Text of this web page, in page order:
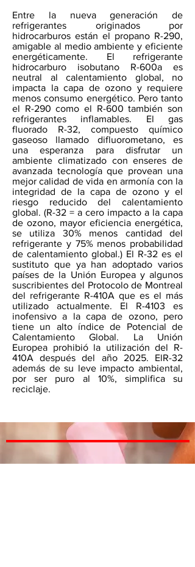
Entre la nueva generación de
refrigerantes originados por
hidrocarburos están el propano R-290,
amigable al medio ambiente y eficiente
energéticamente. El refrigerante
hidrocarburo isobutano R-600a es
neutral al calentamiento global, no
impacta la capa de ozono y requiere
menos consumo energético. Pero tanto
el R-290 como el R-600 también son
refrigerantes inflamables. El gas
fluorado R-32, compuesto químico
gaseoso llamado difluorometano, es
una esperanza para disfrutar un
ambiente climatizado con enseres de
avanzada tecnología que provean una
mejor calidad de vida en armonía con la
integridad de la capa de ozono y el
riesgo reducido del calentamiento
global. (R-32 = a cero impacto a la capa
de ozono, mayor eficiencia energética,
se utiliza 30% menos cantidad del
refrigerante y 75% menos probabilidad
de calentamiento global.) El R-32 es el
sustituto que ya han adoptado varios
países de la Unión Europea y algunos
suscribientes del Protocolo de Montreal
del refrigerante R-410A que es el más
utilizado actualmente. El R-4103 es
inofensivo a la capa de ozono, pero
tiene un alto índice de Potencial de
Calentamiento Global. La Unión
Europea prohibió la utilización del R-
410A después del año 2025. ElR-32
además de su leve impacto ambiental,
por ser puro al 10%, simplifica su
reciclaje.